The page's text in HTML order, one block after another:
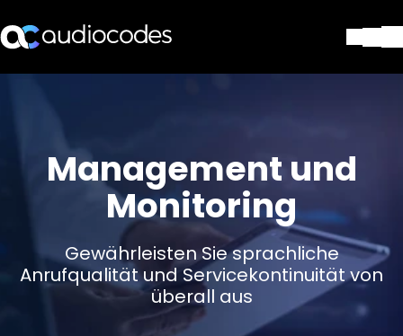
Dienstleistungen & Support
Unternehmen
Kontakt
Stay in the loop
Management und
Monitoring
Gewährleisten Sie sprachliche
Anrufqualität und Servicekontinuität von
überall aus